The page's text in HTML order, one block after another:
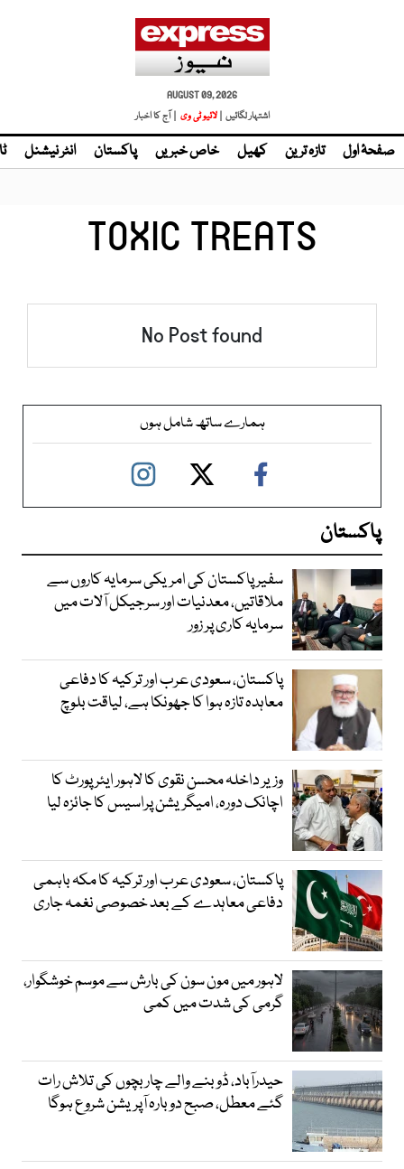
AUGUST 09, 2026
اشتہار لگائیں | لائیو ٹی وی | آج کا اخبار
صفحۂ اول تازہ ترین کھیل خاص خبریں پاکستان انٹر نیشنل
TOXIC TREATS
No Post found
ہمارے ساتھ شامل ہوں
پاکستان
سفیر پاکستان کی امریکی سرمایہ کاروں سے
ملاقاتیں، معدنیات اور سرجیکل آلات میں
سرمایہ کاری پر زور
پاکستان، سعودی عرب اور ترکیہ کا دفاعی
معاہدہ تازہ ہوا کا جھونکا ہے، لیاقت بلوچ
وزیر داخلہ محسن نقوی کا لاہور ایئر پورٹ کا
اچانک دورہ، امیگریشن پراسیس کا جائزہ لیا
پاکستان، سعودی عرب اور ترکیہ کا مکہ باہمی
دفاعی معاہدے کے بعد خصوصی نغمہ جاری
لاہور میں مون سون کی بارش سے موسم خوشگوار،
گرمی کی شدت میں کمی
حیدرآباد، ڈوبنے والے چار بچوں کی تلاش رات
گئے معطل، صبح دوبارہ آپریشن شروع ہوگا